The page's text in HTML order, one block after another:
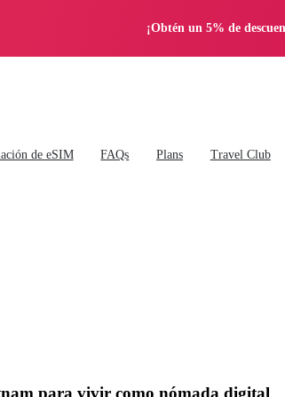
¡Obtén un 5% de
de eSIM FAQs Plans Travel Club
para vivir como nómada digital